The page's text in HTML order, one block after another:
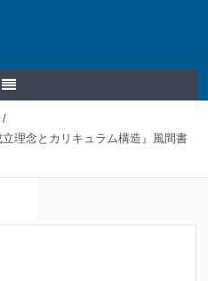
/
理念とカリキュラム構造』風間書